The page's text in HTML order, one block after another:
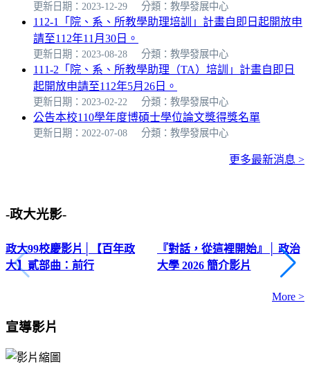
更新日期：2023-12-29 分類：教學發展中心
112-1「院、系、所教學助理培訓」計畫自即日起開放申
請至112年11月30日。
更新日期：2023-08-28 分類：教學發展中心
111-2「院、系、所教學助理（TA）培訓」計畫自即日
起開放申請至112年5月26日。
更新日期：2023-02-22 分類：教學發展中心
公告本校110學年度博碩士學位論文獎得獎名單
更新日期：2022-07-08 分類：教學發展中心
更多最新消息 >
-政大光影-
政大99校慶影片│【百年政
大】貳部曲：前行
『對話，從這裡開始』│ 政治
大學 2026 簡介影片
More >
宣導影片